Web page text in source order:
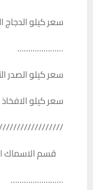
سعر كيلو الدجاج
…………………
سعر كيلو الصدر التازة
سعر كيلو الافخاذ
قسم الاسماك
……………………